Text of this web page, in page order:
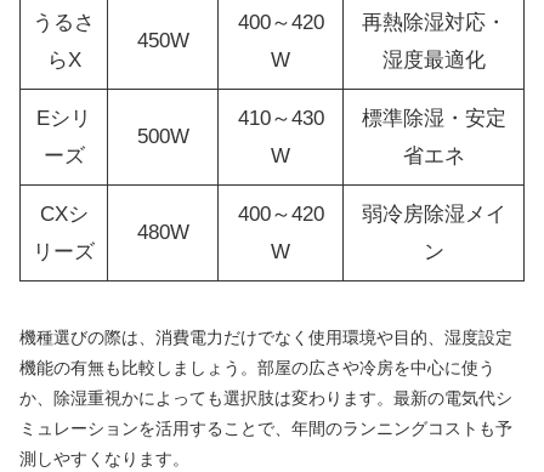
うるさ
らX
450W
400～420
W
再熱除湿対応・
湿度最適化
Eシリ
ーズ
500W
410～430
W
標準除湿・安定
省エネ
CXシ
リーズ
480W
400～420
W
弱冷房除湿メイ
ン
機種選びの際は、消費電力だけでなく使用環境や目的、湿度設定
機能の有無も比較しましょう。部屋の広さや冷房を中心に使う
か、除湿重視かによっても選択肢は変わります。最新の電気代シ
ミュレーションを活用することで、年間のランニングコストも予
測しやすくなります。